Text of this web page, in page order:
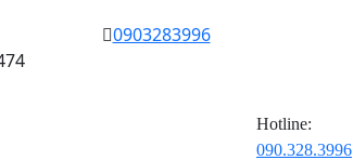
0903283996
Hotline:
090.328.3996